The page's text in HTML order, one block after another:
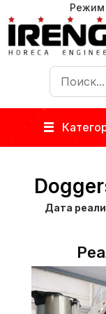
Режим
Дата